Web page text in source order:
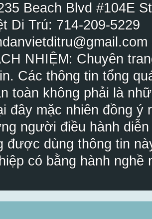
Beach Blvd #104E
Di Trú: 714-209-5229
NHIỆM: Chuyên
Các thông tin tổng
toàn không phải là
đây mặc nhiên đồng ý
người điều hành
được dùng thông tin
có bằng hành